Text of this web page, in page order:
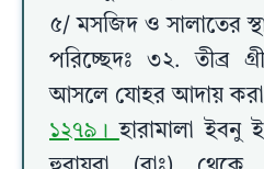
৫/ মসজিদ ও সালাতের
পরিচ্ছেদঃ ৩২. তীব্র
আসলে যোহর আদায় করা
১২৭৯। হারামালা